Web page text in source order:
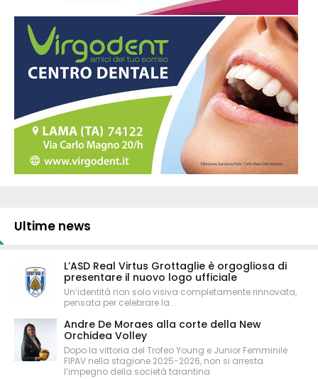
Ultime news
L’ASD Real Virtus Grottaglie è orgogliosa di
presentare il nuovo logo ufficiale
Un’identità non solo visiva completamente rinnovata,
pensata per celebrare la...
Andre De Moraes alla corte della New
Orchidea Volley
Dopo la vittoria del Trofeo Young e Junior Femminile
FIPAV nella stagione 2025-2026, non si arresta
l’impegno della società tarantina